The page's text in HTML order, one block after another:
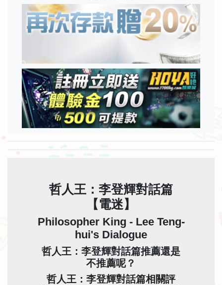
哲人王：李登輝對話篇
【電迷】
Philosopher King - Lee Teng-
hui's Dialogue
哲人王：李登輝對話篇推薦還是
不推薦呢？
哲人王：李登輝對話篇相關評